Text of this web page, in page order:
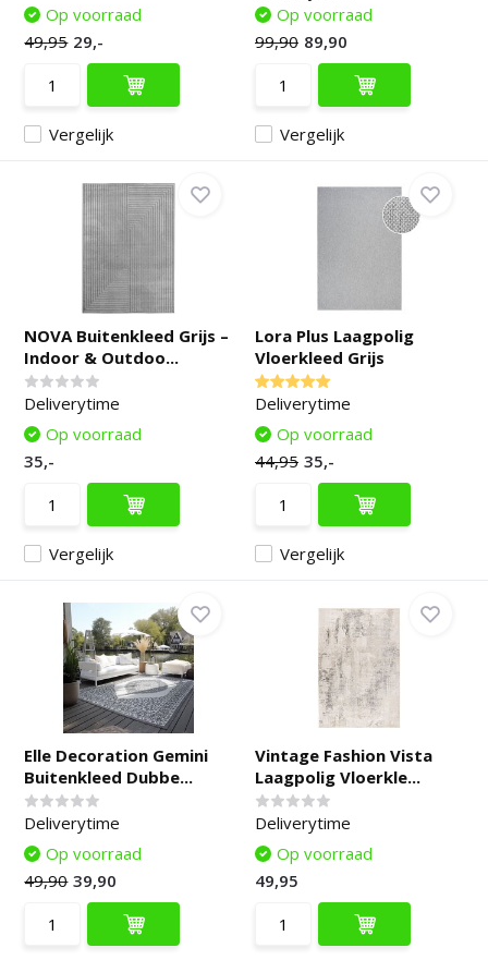
Vergelijk
Op voorraad
49,95 29,-
Vergelijk
Op voorraad
99,90 89,90
NOVA Buitenkleed Grijs –
Indoor & Outdoo...
Deliverytime
Vergelijk
Op voorraad
35,-
Lora Plus Laagpolig
Vloerkleed Grijs
Deliverytime
Vergelijk
Op voorraad
44,95 35,-
Elle Decoration Gemini
Buitenkleed Dubbe...
Deliverytime
Op voorraad
49,90 39,90
Vintage Fashion Vista
Laagpolig Vloerkle...
Deliverytime
Op voorraad
49,95